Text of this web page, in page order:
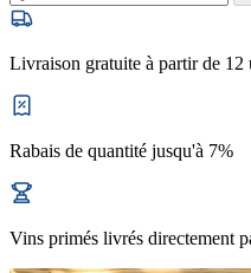
Livraison gratuite à partir de 12
Rabais de quantité jusqu'à 7%
Vins primés livrés directement